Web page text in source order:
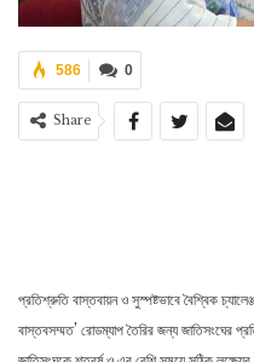
0
586
Share
প্রতিশ্রুতি বাস্তবায়ন ও সুস্পষ্টভাবে বৈশ্বিক
বাস্তবসম্মত’ রোডম্যাপ তৈরির জন্য জাতিসংঘের